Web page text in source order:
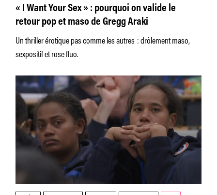
« I Want Your Sex » : pourquoi on valide le
retour pop et maso de Gregg Araki
Un thriller érotique pas comme les autres : drôlement maso,
sexpositif et rose fluo.